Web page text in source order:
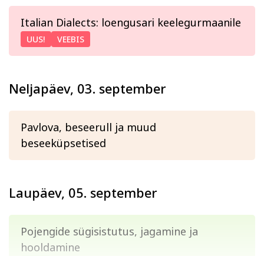
Italian Dialects: loengusari keelegurmaanile
UUS! VEEBIS
Neljapäev, 03. september
Pavlova, beseerull ja muud
beseeküpsetised
Laupäev, 05. september
Pojengide sügisistutus, jagamine ja
hooldamine